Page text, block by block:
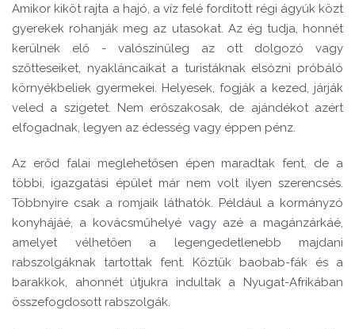
Amikor kiköt rajta a hajó, a víz felé fordított régi ágyúk közt
gyerekek rohanják meg az utasokat. Az ég tudja, honnét
kerülnek elő - valószínűleg az ott dolgozó vagy
szőtteseiket, nyakláncaikat a turistáknak elsózni próbáló
környékbeliek gyermekei. Helyesek, fogják a kezed, járják
veled a szigetet. Nem erőszakosak, de ajándékot azért
elfogadnak, legyen az édesség vagy éppen pénz.
Az erőd falai meglehetősen épen maradtak fent, de a
többi, igazgatási épület már nem volt ilyen szerencsés.
Többnyire csak a romjaik láthatók. Például a kormányzó
konyhájáé, a kovácsműhelyé vagy azé a magánzárkáé,
amelyet vélhetően a legengedetlenebb majdani
rabszolgáknak tartottak fent. Köztük baobab-fák és a
barakkok, ahonnét útjukra indultak a Nyugat-Afrikában
összefogdosott rabszolgák.